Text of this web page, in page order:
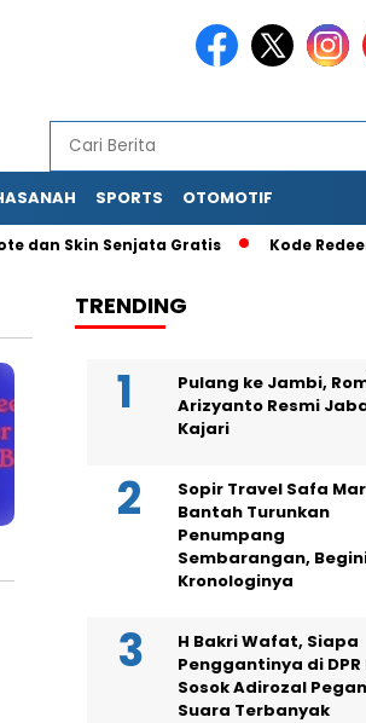
SPORTS OTOMOTIF
dan Skin Senjata Gratis Kode
TRENDING
Pulang ke Jambi,
Arizyanto Resmi
Kajari
Sopir Travel Safa
Bantah Turunkan
Penumpang
Sembarangan,
Kronologinya
H Bakri Wafat, Siapa
Penggantinya di DPR
Sosok Adirozal
Suara Terbanyak